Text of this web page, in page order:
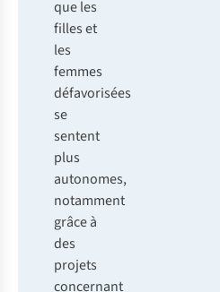
que les
filles et
les
femmes
défavorisées
se
sentent
plus
autonomes,
notamment
grâce à
des
projets
concernant